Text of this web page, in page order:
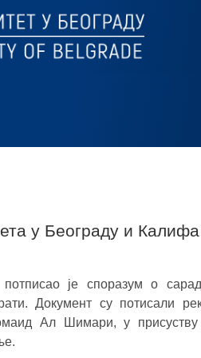
у Београду и
потписао је споразум о
Документ су потисали
Ал Шимари, у